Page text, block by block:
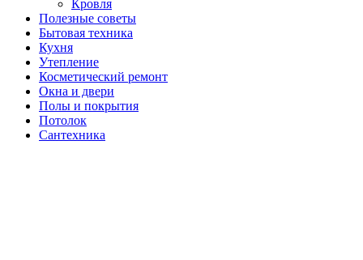
Кровля
Полезные советы
Бытовая техника
Кухня
Утепление
Косметический ремонт
Окна и двери
Полы и покрытия
Потолок
Сантехника